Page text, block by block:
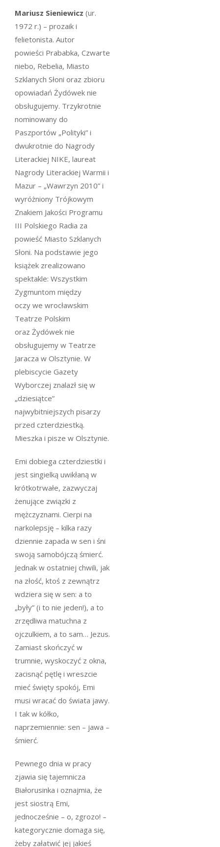
Mariusz Sieniewicz (ur.
1972 r.) – prozaik i
felietonista. Autor
powieści Prababka, Czwarte
niebo, Rebelia, Miasto
Szklanych Słoni oraz zbioru
opowiadań Żydówek nie
obsługujemy. Trzykrotnie
nominowany do
Paszportów „Polityki” i
dwukrotnie do Nagrody
Literackiej NIKE, laureat
Nagrody Literackiej Warmii i
Mazur – „Wawrzyn 2010” i
wyróżniony Trójkowym
Znakiem Jakości Programu
III Polskiego Radia za
powieść Miasto Szklanych
Słoni. Na podstawie jego
książek zrealizowano
spektakle: Wszystkim
Zygmuntom między
oczy we wrocławskim
Teatrze Polskim
oraz Żydówek nie
obsługujemy w Teatrze
Jaracza w Olsztynie. W
plebiscycie Gazety
Wyborczej znalazł się w
„dziesiątce”
najwybitniejszych pisarzy
przed czterdziestką.
Mieszka i pisze w Olsztynie.
Emi dobiega czterdziestki i
jest singielką uwikłaną w
krótkotrwałe, zazwyczaj
żenujące związki z
mężczyznami. Cierpi na
narkolepsję – kilka razy
dziennie zapada w sen i śni
swoją samobójczą śmierć.
Jednak w ostatniej chwili, jak
na złość, ktoś z zewnątrz
wdziera się w sen: a to
„były” (i to nie jeden!), a to
zrzędliwa matuchna z
ojczulkiem, a to sam… Jezus.
Zamiast skończyć w
trumnie, wyskoczyć z okna,
zacisnąć pętlę i wreszcie
mieć święty spokój, Emi
musi wracać do świata jawy.
I tak w kółko,
naprzemiennie: sen – jawa –
śmierć.
Pewnego dnia w pracy
zjawia się tajemnicza
Białorusinka i oznajmia, że
jest siostrą Emi,
jednocześnie – o, zgrozo! –
kategorycznie domaga się,
żeby załatwić jej jakieś